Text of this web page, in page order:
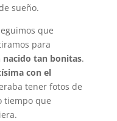
sueño.
que
para
nacido tan bonitas.
con el
tener fotos de
tiempo que